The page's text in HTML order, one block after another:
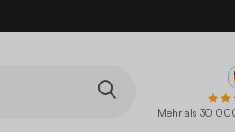
Mehr als 30